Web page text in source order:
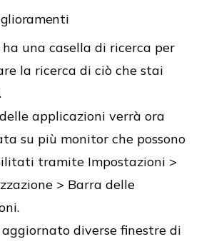
una casella di ricerca per
la ricerca di ciò che stai
applicazioni verrà ora
su più monitor che possono
tramite Impostazioni >
> Barra delle
diverse finestre di